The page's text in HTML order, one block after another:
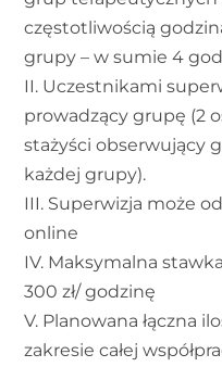
częstotliwością
grupy – w sumie 4
II. Uczestnikami
prowadzący grupę (2
stażyści obserwujący
każdej grupy).
III. Superwizja może
online
IV. Maksymalna
300 zł/ godzinę
V. Planowana łączna
zakresie całej